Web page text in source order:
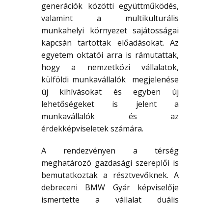
generációk közötti együttműködés,
valamint a multikulturális
munkahelyi környezet sajátosságai
kapcsán tartottak előadásokat. Az
egyetem oktatói arra is rámutattak,
hogy a nemzetközi vállalatok,
külföldi munkavállalók megjelenése
új kihívásokat és egyben új
lehetőségeket is jelent a
munkavállalók és az
érdekképviseletek számára.
A rendezvényen a térség
meghatározó gazdasági szereplői is
bemutatkoztak a résztvevőknek. A
debreceni BMW Gyár képviselője
ismertette a vállalat duális